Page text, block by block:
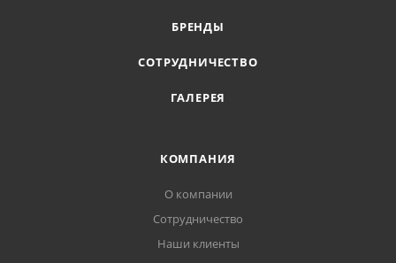
БРЕНДЫ
СОТРУДНИЧЕСТВО
ГАЛЕРЕЯ
КОМПАНИЯ
О компании
Сотрудничество
Наши клиенты